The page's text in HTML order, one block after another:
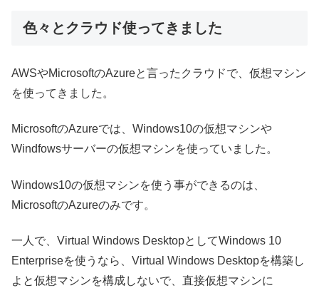
色々とクラウド使ってきました
AWSやMicrosoftのAzureと言ったクラウドで、仮想マシン
を使ってきました。
MicrosoftのAzureでは、Windows10の仮想マシンや
Windfowsサーバーの仮想マシンを使っていました。
Windows10の仮想マシンを使う事ができるのは、
MicrosoftのAzureのみです。
一人で、Virtual Windows DesktopとしてWindows 10
Enterpriseを使うなら、Virtual Windows Desktopを構築し
よと仮想マシンを構成しないで、直接仮想マシンに